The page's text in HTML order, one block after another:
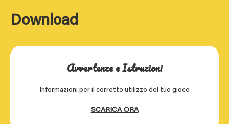
Download
Avvertenze e Istruzioni
Informazioni per il corretto utilizzo del tuo gioco
SCARICA ORA